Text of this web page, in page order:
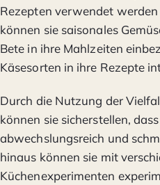
Rezepten verwendet
können sie saisonales
Bete in ihre Mahlzeiten
Käsesorten in ihre Rezepte
Durch die Nutzung der
können sie sicherstellen,
abwechslungsreich und
hinaus können sie mit
Küchenexperimenten